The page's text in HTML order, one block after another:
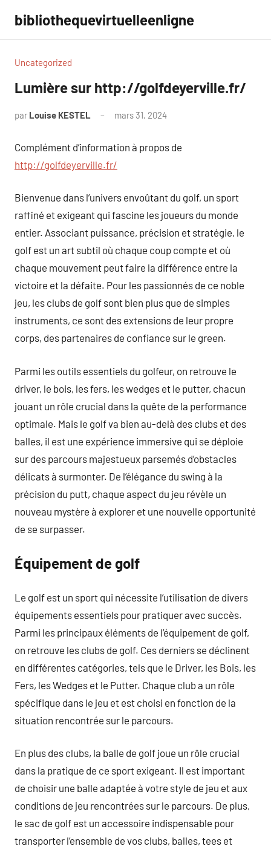
contenu
bibliothequevirtuelleenligne
Uncategorized
Lumière sur http://golfdeyerville.fr/
par Louise KESTEL mars 31, 2024
Complément d’information à propos de
http://golfdeyerville.fr/
Bienvenue dans l’univers envoûtant du golf, un sport
raffiné et exigeant qui fascine les joueurs du monde
entier. Associant puissance, précision et stratégie, le
golf est un art subtil où chaque coup compte et où
chaque mouvement peut faire la différence entre la
victoire et la défaite. Pour les passionnés de ce noble
jeu, les clubs de golf sont bien plus que de simples
instruments, ce sont des extensions de leur propre
corps, des partenaires de confiance sur le green.
Parmi les outils essentiels du golfeur, on retrouve le
driver, le bois, les fers, les wedges et le putter, chacun
jouant un rôle crucial dans la quête de la performance
optimale. Mais le golf va bien au-delà des clubs et des
balles, il est une expérience immersive qui se déploie
sur des parcours majestueux parsemés d’obstacles
délicats à surmonter. De l’élégance du swing à la
précision du putt, chaque aspect du jeu révèle un
nouveau mystère à explorer et une nouvelle opportunité
de se surpasser.
Équipement de golf
Le golf est un sport qui nécessite l’utilisation de divers
équipements essentiels pour pratiquer avec succès.
Parmi les principaux éléments de l’équipement de golf,
on retrouve les clubs de golf. Ces derniers se déclinent
en différentes catégories, tels que le Driver, les Bois, les
Fers, les Wedges et le Putter. Chaque club a un rôle
spécifique dans le jeu et est choisi en fonction de la
situation rencontrée sur le parcours.
En plus des clubs, la balle de golf joue un rôle crucial
dans la pratique de ce sport exigeant. Il est important
de choisir une balle adaptée à votre style de jeu et aux
conditions de jeu rencontrées sur le parcours. De plus,
le sac de golf est un accessoire indispensable pour
transporter l’ensemble de vos clubs, balles, tees et